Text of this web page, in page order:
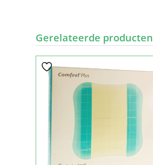
Gerelateerde producten